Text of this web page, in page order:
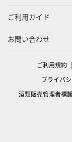
ご利用ガイド
お問い合わせ
ご利用規約
プライバ
酒類販売管理者標